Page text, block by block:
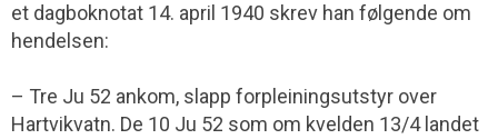
et dagboknotat 14. april 1940 skrev han følgende om
hendelsen:
– Tre Ju 52 ankom, slapp forpleiningsutstyr over
Hartvikvatn. De 10 Ju 52 som om kvelden 13/4 landet